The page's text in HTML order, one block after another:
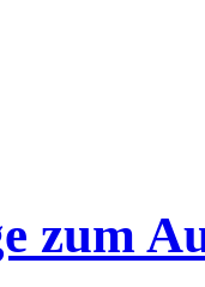
zum